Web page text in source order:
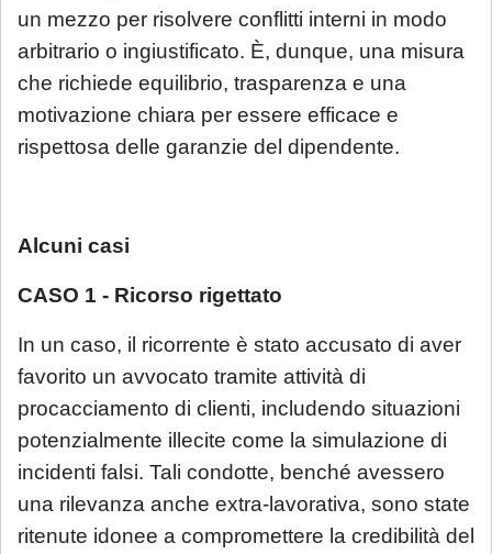
un mezzo per risolvere conflitti interni in modo
arbitrario o ingiustificato. È, dunque, una misura
che richiede equilibrio, trasparenza e una
motivazione chiara per essere efficace e
rispettosa delle garanzie del dipendente.
Alcuni casi
CASO 1 - Ricorso rigettato
In un caso, il ricorrente è stato accusato di aver
favorito un avvocato tramite attività di
procacciamento di clienti, includendo situazioni
potenzialmente illecite come la simulazione di
incidenti falsi. Tali condotte, benché avessero
una rilevanza anche extra-lavorativa, sono state
ritenute idonee a compromettere la credibilità del